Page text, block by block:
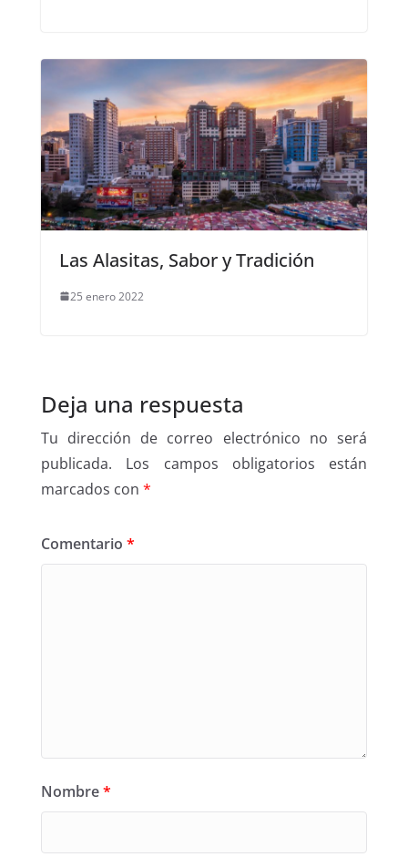
Las Alasitas, Sabor y Tradición
25 enero 2022
Deja una respuesta
Tu dirección de correo electrónico no será
publicada.
Los campos obligatorios están
marcados con *
Comentario *
Nombre*